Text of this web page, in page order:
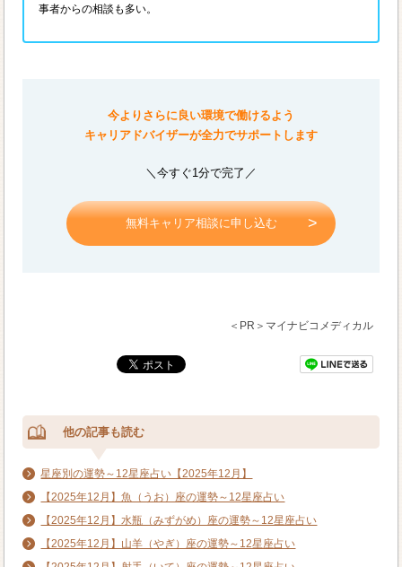
事者からの相談も多い。
今よりさらに良い環境で働けるよう
キャリアドバイザーが全力でサポートします
＼今すぐ1分で完了／
無料キャリア相談に申し込む
＜PR＞マイナビコメディカル
他の記事も読む
星座別の運勢～12星座占い【2025年12月】
【2025年12月】魚（うお）座の運勢～12星座占い
【2025年12月】水瓶（みずがめ）座の運勢～12星座占い
【2025年12月】山羊（やぎ）座の運勢～12星座占い